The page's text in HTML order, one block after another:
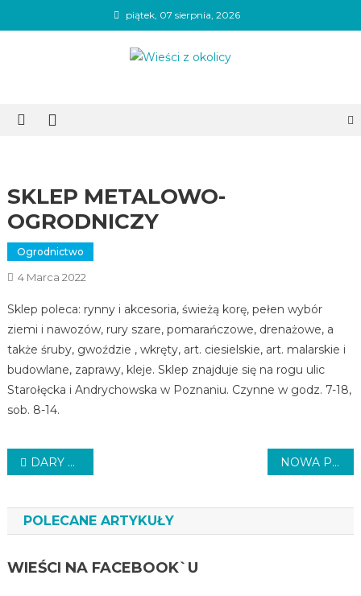
to
piątek, 07 sierpnia, 2026
SKLEP METALOWO-
OGRODNICZY
Ogrodnictwo
4 Marca 2022
Sklep poleca: rynny i akcesoria, świeżą korę, pełen wybór
ziemi i nawozów, rury szare, pomarańczowe, drenażowe, a
także śruby, gwoździe , wkręty, art. ciesielskie, art. malarskie i
budowlane, zaprawy, kleje. Sklep znajduje się na rogu ulic
Starołęcka i Andrychowska w Poznaniu. Czynne w godz. 7-18,
sob. 8-14.
Nawigacja
DARY Z POZNANIA DLA UKRAINY NOWA PŁYTA
POLECANE ARTYKUŁY
WIEŚCI NA FACEBOOK`U